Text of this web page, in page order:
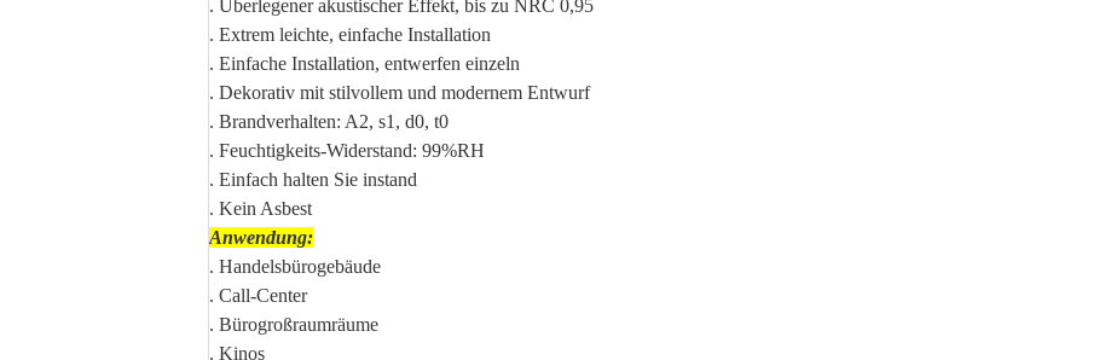
. Überlegener akustischer Effekt, bis zu NRC 0,95
. Extrem leichte, einfache Installation
. Einfache Installation, entwerfen einzeln
. Dekorativ mit stilvollem und modernem Entwurf
. Brandverhalten: A2, s1, d0, t0
. Feuchtigkeits-Widerstand: 99%RH
. Einfach halten Sie instand
. Kein Asbest
Anwendung:
. Handelsbürogebäude
. Call-Center
. Bürogroßraumräume
. Kinos